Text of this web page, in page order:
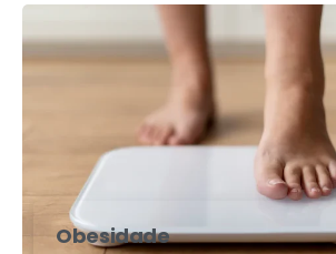
Obesidade